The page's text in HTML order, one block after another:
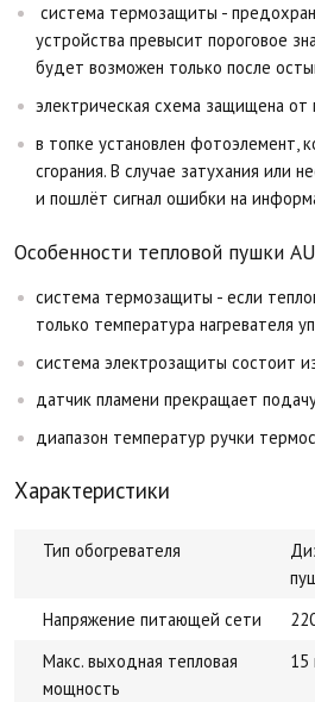
система термозащиты -
устройства превысит пороговое
будет возможен только после
электрическая схема защищена
в топке установлен фотоэлемент,
сгорания. В случае затухания или
и пошлёт сигнал ошибки на
Особенности тепловой пушки
система термозащиты - если
только температура нагревателя
система электрозащиты состоит
датчик пламени прекращает
диапазон температур ручки
Характеристики
Тип обогревателя
Напряжение питающей сети
Макс. выходная тепловая
мощность
15